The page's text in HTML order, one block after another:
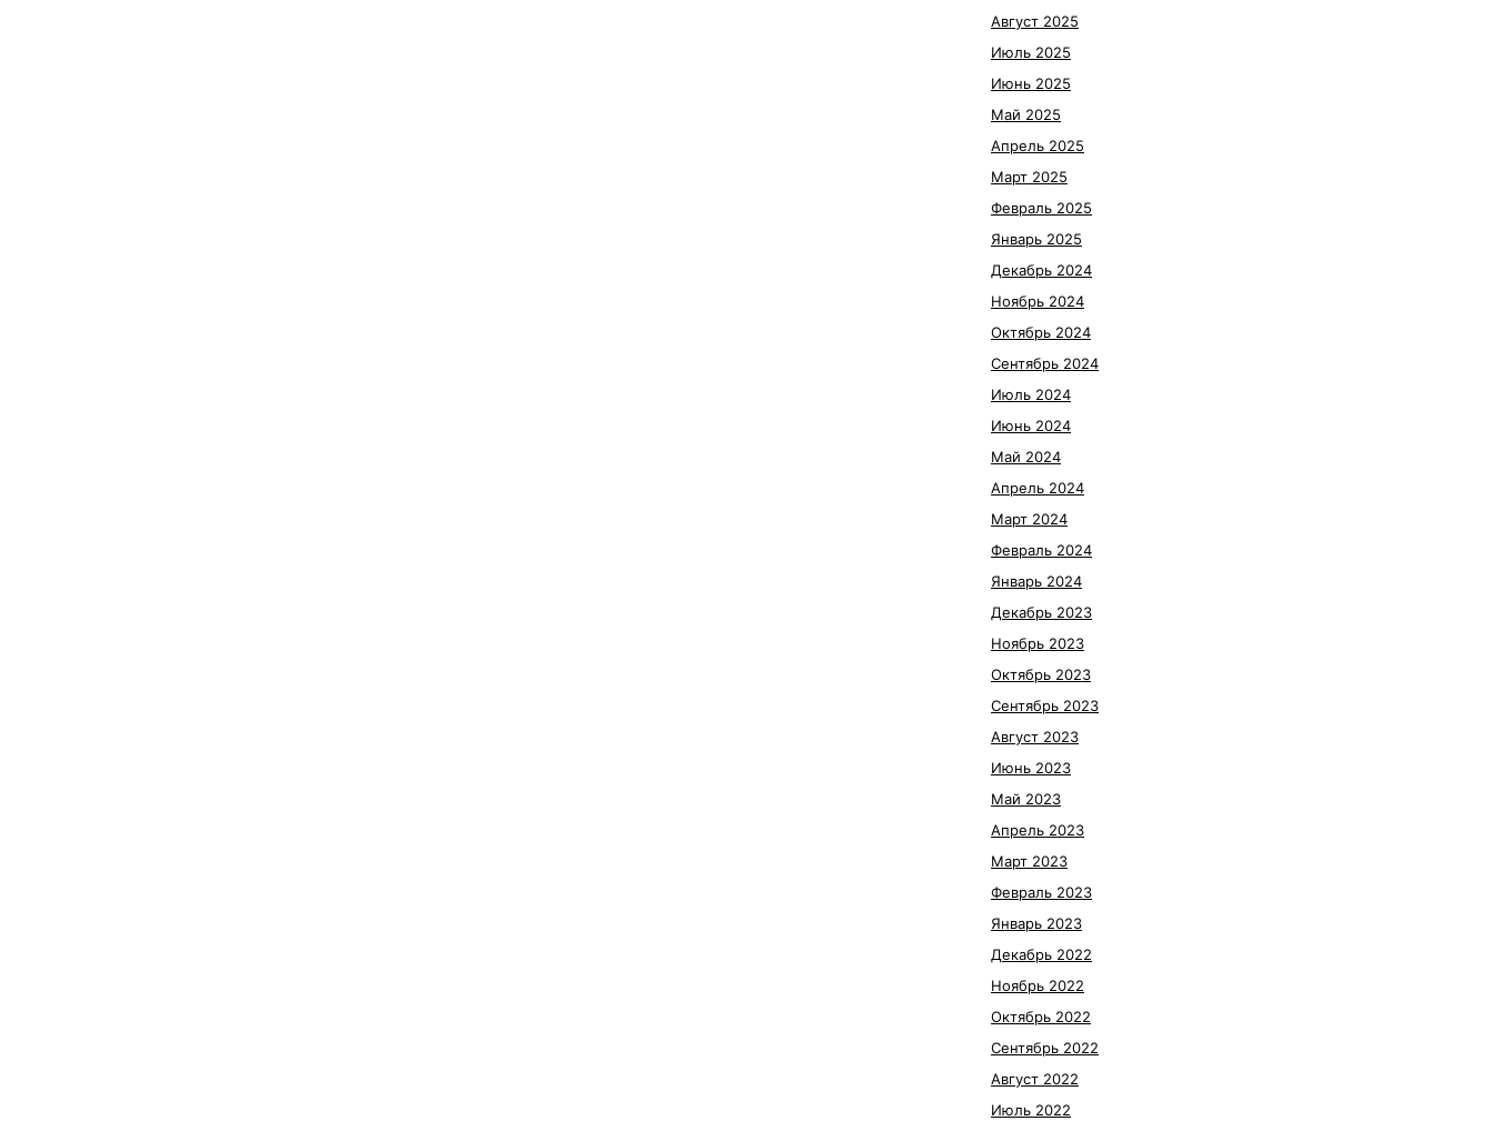
Август 2025
Июль 2025
Июнь 2025
Май 2025
Апрель 2025
Март 2025
Февраль 2025
Январь 2025
Декабрь 2024
Ноябрь 2024
Октябрь 2024
Сентябрь 2024
Июль 2024
Июнь 2024
Май 2024
Апрель 2024
Март 2024
Февраль 2024
Январь 2024
Декабрь 2023
Ноябрь 2023
Октябрь 2023
Сентябрь 2023
Август 2023
Июнь 2023
Май 2023
Апрель 2023
Март 2023
Февраль 2023
Январь 2023
Декабрь 2022
Ноябрь 2022
Октябрь 2022
Сентябрь 2022
Август 2022
Июль 2022